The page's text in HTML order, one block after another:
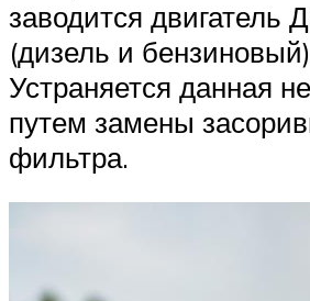
заводится двигатель
(дизель и
Устраняется данная
путем замены
фильтра.